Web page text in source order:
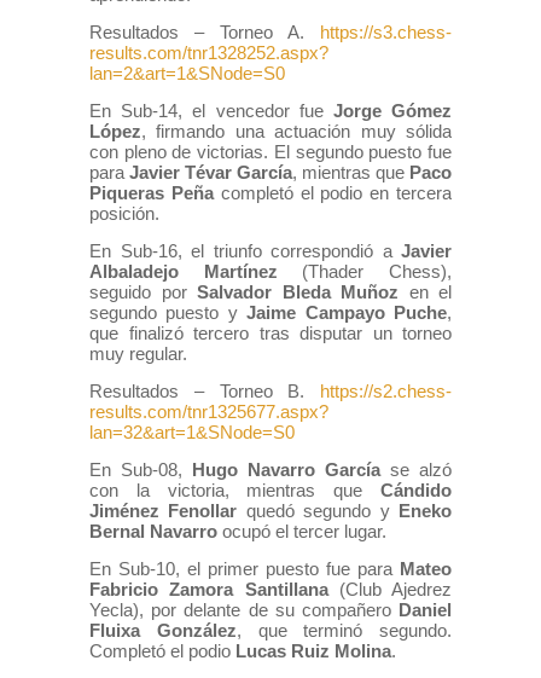
Resultados – Torneo A.
https://s3.chess-
results.com/tnr1328252.aspx?
lan=2&art=1&SNode=S0
En Sub-14, el vencedor fue Jorge Gómez
López, firmando una actuación muy sólida
con pleno de victorias. El segundo puesto fue
para Javier Tévar García, mientras que Paco
Piqueras Peñacompletó el podio en tercera
posición.
En Sub-16, el triunfo correspondió a Javier
Albaladejo Martínez (Thader Chess),
seguido por Salvador Bleda Muñoz en el
segundo puesto yJaime Campayo Puche,
que finalizó tercero tras disputar un torneo
muy regular.
Resultados – Torneo B.
https://s2.chess-
results.com/tnr1325677.aspx?
lan=32&art=1&SNode=S0
En Sub-08,
Hugo Navarro García se alzó
con la victoria, mientras que Cándido
Jiménez Fenollar quedó segundo y
Eneko
Bernal Navarro ocupó el tercer lugar.
En Sub-10, el primer puesto fue para Mateo
Fabricio Zamora Santillana(Club Ajedrez
Yecla), por delante de su compañero Daniel
Fluixa González, que terminó segundo.
Completó el podio Lucas Ruiz Molina.